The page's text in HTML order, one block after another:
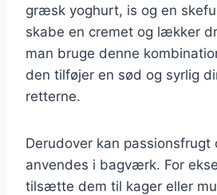
græsk yoghurt, is og en
skabe en cremet og lækker
man bruge denne
den tilføjer en sød og syrlig
retterne.
Derudover kan passionsfrugt
anvendes i bagværk. For
tilsætte dem til kager eller